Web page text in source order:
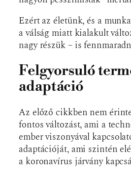
Ezért az életünk, és a
a válság miatt kialakult
nagy részük – is
Felgyorsuló
adaptáció
Az előző cikkben nem
fontos változást, ami a
ember viszonyával
adaptációját, ami szintén
a koronavírus járvány